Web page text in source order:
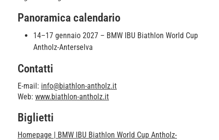
Panoramica calendario
14–17 gennaio 2027 – BMW IBU Biathlon World Cup
Antholz-Anterselva
Contatti
E-mail: info@biathlon-antholz.it
Web: www.biathlon-antholz.it
Biglietti
Homepage | BMW IBU Biathlon World Cup Antholz-